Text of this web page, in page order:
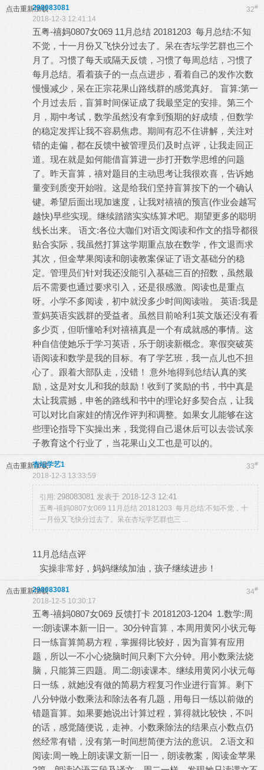
点击重新加载 32#
298083081
2018-12-3 12:41:14
五粤-禧妈0807女069 11月总结 20181203 每月总结:不知
不觉，十一月份又飞快分过去了。呆在杏坛学艺群也三个
月了。习惯了每天或隔天反馈，习惯了每周总结，习惯了
每月总结。看着孩子的一点点进步，看着自己的发作次数
慢慢减少，呆在正宗花果山路线群的感觉真好。 盲算:第一
个月过去后，盲算时间保证成了我最坚定的安排。第三个
月，期中考试，数学虽然没有拿到预期的好成绩，但数学
的稳定发挥让我不容易焦虑。期间有忍不住讲解，关注对
错的走偏，都在反馈中被管理员们及时点评，让我走回正
道。现在就是如何能借盲算进一步打开数学思维的问题
了。昨天盲算，禧对题目的主动思考让我很欢喜，告诉她
量变到质变开始啦。这是给我们坚持盲算按下的一个确认
键。希望后面出现加速度，让我对禧禧的预言(作业会越写
越快)早些实现。继续踏踏实实练算术吧。期望更多的聪明
线长出来。 语文:各位大咖们对语文阅读和作文的指导都很
贴合实际，我虽然打算这学期重点放在数学，作文退而求
其次，但金苹果阅读和朗读教案保证了语文基础分的稳
定。管理员们针对我还没能引入基础三百的招数，虽然最
后不需要也通过要求引入，还是很感激。阅读也是重点
呀。小学不多阅读，初中就没多少时间阅读啦。 英语:我是
萱妈英语实践群的受益者。虽然目前哈利1英文版还没有看
多少页，但听懂哈利对禧禧真是一个有成就感的事情。这
种自信使她乐于学习英语，乐于朗读新概念。寒假突破英
语阅读和数学是我的目标。有了学艺班，我一点儿也不担
心了。跟着大部队走，没错！ 意外地得到总结认真的奖
励，这是对女儿和我的鼓励！收到了奖励的书，书中真是
太让我震撼，申爸的路线和书中的理论好多契合点，让我
可以对比自家娃的情况作评判和调整。如果女儿能够在这
些理论指导下实操出来，我觉得自己退休后可以去尝试亲
子教育这个行业了，当花果山义工也是可以的。
点击重新加载 33#
杏坛学艺1
2018-12-3 13:33:59
引用: 298083081 发表于 2018-12-3 12:41
五粤-禧妈0807女069 11月总结 20181203 每月总结:不知不觉，十
一月份又飞快分过去了。呆在杏坛学艺群也三 ...
11月总结点评
实操非常好，妈妈继续加油，孩子继续进步！
点击重新加载 34#
298083081
2018-12-5 10:30:17
五粤-禧妈0807女069 反馈打卡 20181203-1204 1.数学:周
一:朗读课本新一旧一。30分钟盲算，本周用黄冈小状元每
日一练盲算简易方程，掌握得比较好，因为盲算有应用
题，所以一不小心烧脑时间只剩下六分钟。用小数乘法烧
脑，只能算三四题。周二:朗读课本。继续用黄冈小状元每
日一练，就她没有做的简易方程复习作业进行盲算。剩下
八分钟做小数乘法和除法各有几题，用每日一练以前做的
错题盲算。如果要她说出计算过程，算得就比较快，不叫
的话，感觉随便说，走神。小数乘除法的结果点小数点仍
然经常有错，没有第一时间想简便方法的意识。 2.语文和
阅读:周一晚上朗读课文新一旧一，朗读教案，阅读金苹果